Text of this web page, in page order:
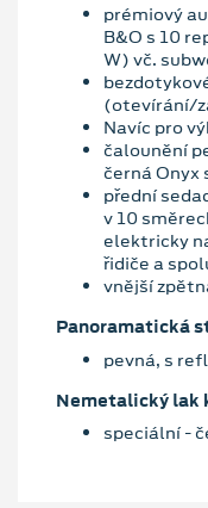
prémiový
B&O s 10
W) vč.
(otevírání/
Navíc pro
čalounění
černá Onyx
přední
v 10
elektricky
řidiče a
vnější
Panoramatická
pevná, s
Nemetalický lak
speciální -